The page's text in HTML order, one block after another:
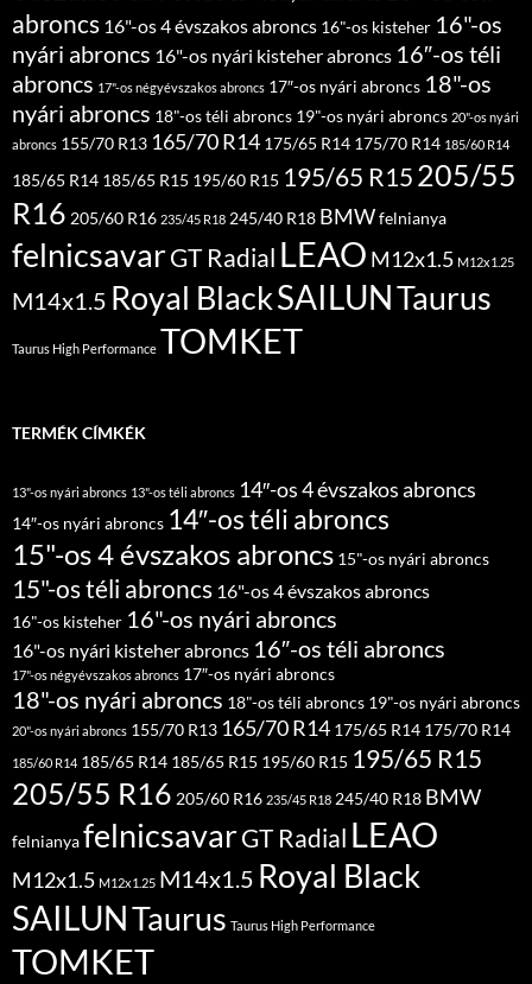
abroncs 16"-os 4 évszakos abroncs 16"-os kisteher 16"-os
nyári abroncs 16"-os nyári kisteher abroncs 16″-os téli
abroncs 17"-os négyévszakos abroncs 17″-os nyári abroncs 18"-os
nyári abroncs 18"-os téli abroncs 19"-os nyári abroncs 20"-os nyári
abroncs 155/70 R13 165/70 R14 175/65 R14 175/70 R14 185/60 R14
185/65 R14 185/65 R15 195/60 R15 195/65 R15 205/55
R16 205/60 R16 235/45 R18 245/40 R18 BMWfelnianya
felnicsavarGT Radial LEAO M12x1.5 M12x1.25
M14x1.5 Royal BlackSAILUNTaurus
Taurus High Performance TOMKET
TERMÉK CÍMKÉK
13"-os nyári abroncs 13"-os téli abroncs 14″-os 4 évszakos abroncs
14″-os nyári abroncs 14″-os téli abroncs
15"-os 4 évszakos abroncs 15"-os nyári abroncs
15"-os téli abroncs 16"-os 4 évszakos abroncs
16"-os kisteher 16"-os nyári abroncs
16"-os nyári kisteher abroncs 16″-os téli abroncs
17"-os négyévszakos abroncs 17″-os nyári abroncs
18"-os nyári abroncs 18"-os téli abroncs 19"-os nyári abroncs
20"-os nyári abroncs 155/70 R13 165/70 R14 175/65 R14 175/70 R14
185/60 R14 185/65 R14 185/65 R15 195/60 R15 195/65 R15
205/55 R16 205/60 R16 235/45 R18 245/40 R18 BMW
felnianyafelnicsavarGT Radial LEAO
M12x1.5 M12x1.25 M14x1.5 Royal Black
SAILUNTaurus Taurus High Performance
TOMKET